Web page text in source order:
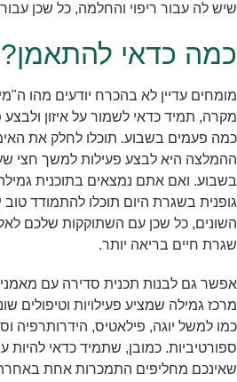
שיש לה עבור ריפוי והחלמה, כל שכן
כמה כדאי להתאמן?
מומחים עדיין לא בהכרח יודעים מהו
מקרה, תמיד כדאי לשמור על איזון ולבצע
כמה פעמים בשבוע. תוכלו לחלק את
ההמלצה היא לבצע פעילות למשך חצי
בשבוע. ואם אתם נמצאים בתוכנית
גופנית בשגרת היום תוכלו להתמודד
השונים, כל שכן עם השתוקקות שלכם
שגרת חיים בריאה יותר.
אפשר גם לבנות תכנית סדירה עם מאמני
מרכז גמילה שמציע פעילויות וטיפולים
כמו למשל יוגה, פילאטיס, הידרותרפיה
ספורטיביות. כמובן, שתמיד כדאי להיות
שאינכם מחליפים התמכרות אחת